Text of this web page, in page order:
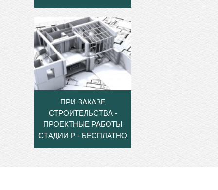
ПРИ ЗАКАЗЕ
СТРОИТЕЛЬСТВА -
ПРОЕКТНЫЕ РАБОТЫ
СТАДИИ Р - БЕСПЛАТНО